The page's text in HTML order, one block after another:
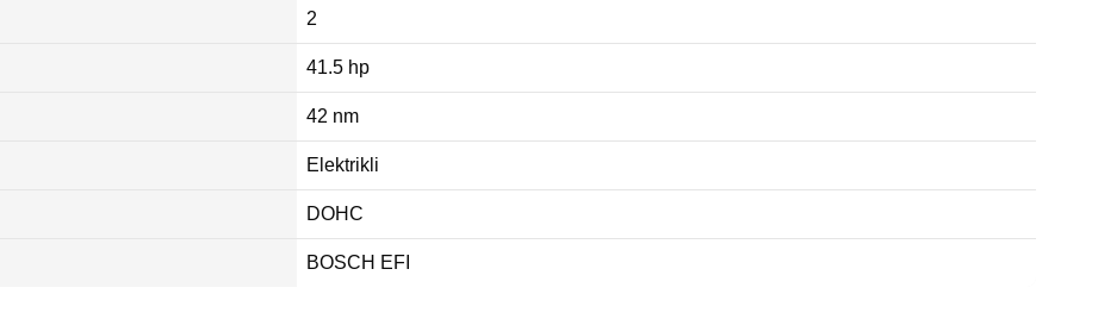
2
41.5 hp
42 nm
Elektrikli
DOHC
BOSCH EFI